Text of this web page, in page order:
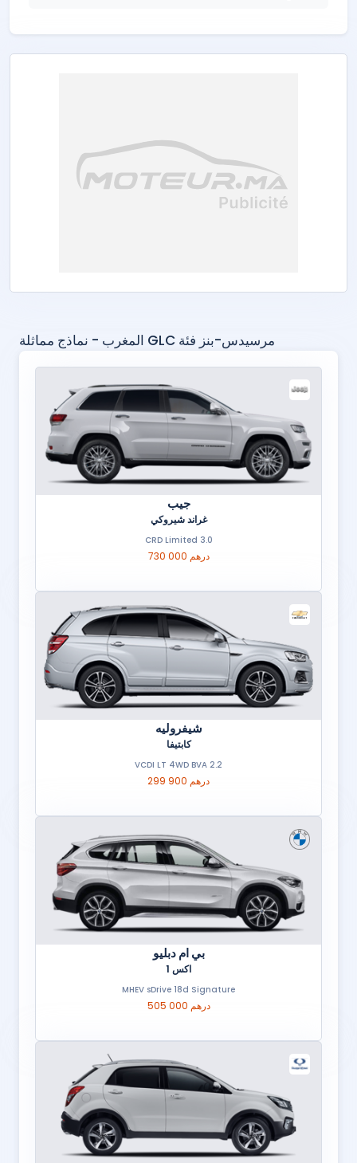
مرسيدس-بنز فئة GLC المغرب - نماذج مماثلة
جيب
غراند شيروكي
3.0 CRD Limited
730 000 درهم
شيفروليه
كابتيفا
2.2 VCDI LT 4WD BVA
299 900 درهم
بي ام دبليو
اكس 1
MHEV sDrive 18d Signature
505 000 درهم